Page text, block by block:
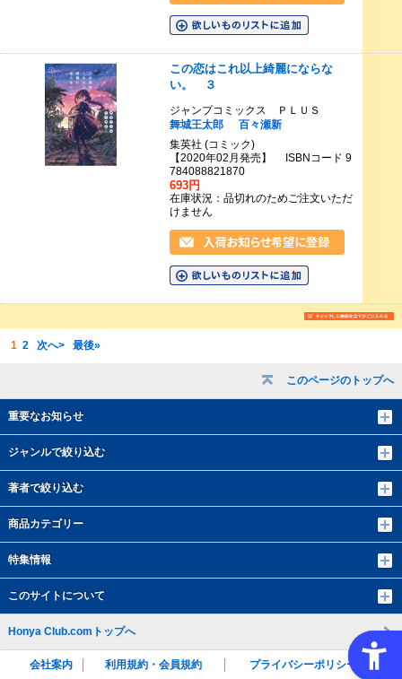
このページのトップへ
重要なお知らせ
ジャンルで絞り込む
著者で絞り込む
商品カテゴリー
特集情報
このサイトについて
この恋はこれ以上綺麗にならな
い。 ３
ジャンプコミックス ＰＬＵＳ
舞城王太郎
百々瀬新
集英社 (コミック)
【2020年02月発売】 ISBNコード 9
784088821870
693円
在庫状況：品切れのためご注文いただ
けません
1 2 次へ> 最後»
Honya Club.comトップへ
会社案内 利用規約・会員規約 プライバシーポリシー